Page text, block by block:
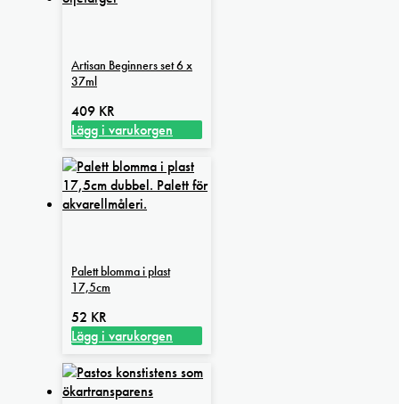
Artisan Beginners set 6 x
37ml
409 KR
Lägg i varukorgen
Palett blomma i plast
17,5cm
52 KR
Lägg i varukorgen